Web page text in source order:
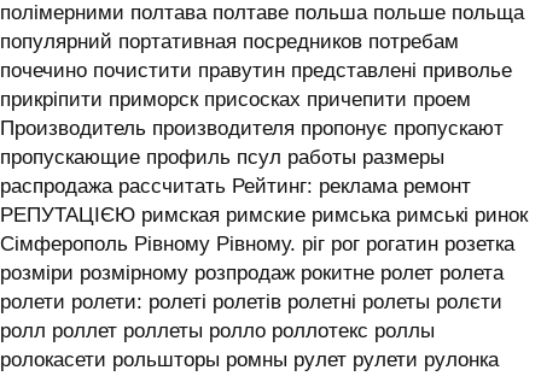
полімерними полтава полтаве польша польше польща
популярний портативная посредников потребам
почечино почистити правутин представлені приволье
прикріпити приморск присосках причепити проем
Производитель производителя пропонує пропускают
пропускающие профиль псул работы размеры
распродажа рассчитать Рейтинг: реклама ремонт
РЕПУТАЦІЄЮ римская римские римська римські ринок
Сімферополь Рівному Рівному. ріг рог рогатин розетка
розміри розмірному розпродаж рокитне ролет ролета
ролети ролети: ролеті ролетів ролетні ролеты ролєти
ролл роллет роллеты ролло роллотекс роллы
ролокасети рольшторы ромны рулет рулети рулонка